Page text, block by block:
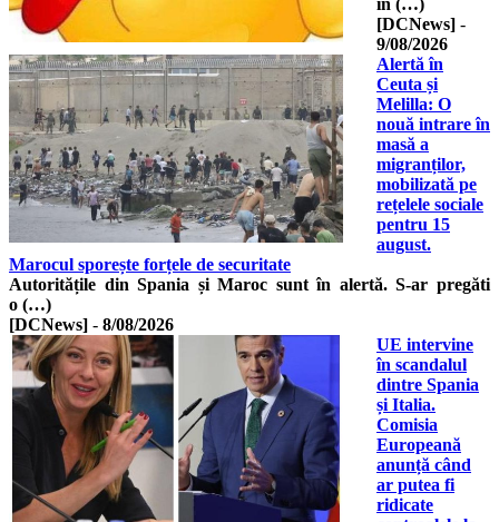
în (…)
[DCNews] -
9/08/2026
Alertă în
Ceuta și
Melilla: O
nouă intrare în
masă a
migranților,
mobilizată pe
rețelele sociale
pentru 15
august.
Marocul sporește forțele de securitate
Autoritățile din Spania și Maroc sunt în alertă. S-ar pregăti
o (…)
[DCNews] - 8/08/2026
UE intervine
în scandalul
dintre Spania
și Italia.
Comisia
Europeană
anunță când
ar putea fi
ridicate